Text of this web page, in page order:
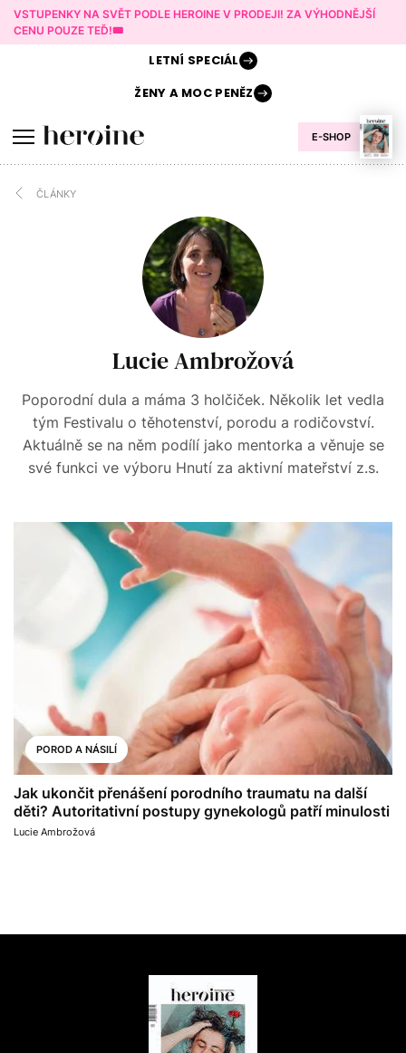
VSTUPENKY NA SVĚT PODLE HEROINE V PRODEJI! ZA VÝHODNĚJŠÍ
CENU POUZE TEĎ!🎟️
E-SHOP
LETNÍ SPECIÁL
ŽENY AMOC PENĚZ
ČLÁNKY
Lucie Ambrožová
Poporodní dula a máma 3 holčiček. Několik let vedla
tým Festivalu o těhotenství, porodu a rodičovství.
Aktuálně se na něm podílí jako mentorka a věnuje se
své funkci ve výboru Hnutí za aktivní mateřství z.s.
POROD A NÁSILÍ
Jak ukončit přenášení porodního traumatu na další
děti? Autoritativní postupy gynekologů patří minulosti
Lucie Ambrožová